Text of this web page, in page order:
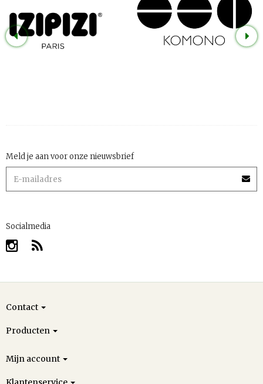
Meld je aan voor onze nieuwsbrief
Socialmedia
Contact
Producten
Mijn account